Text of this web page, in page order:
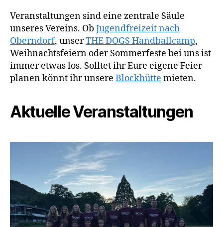
Veranstaltungen sind eine zentrale Säule
unseres Vereins. Ob Jugendfreizeit nach
Oberndorf, unserTHE DOGS Handballcamp,
Weihnachtsfeiern oder Sommerfeste bei uns ist
immer etwas los. Solltet ihr Eure eigene Feier
planen könnt ihr unsere Blockhütte mieten.
Aktuelle Veranstaltungen